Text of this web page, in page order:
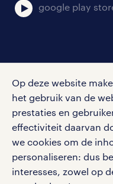
Op deze website
het gebruik van de
prestaties en
effectiviteit daarvan
we cookies om de
personaliseren: dus
interesses, zowel op
google play
Volg ons voor de
vacatures,
werken bij randstad